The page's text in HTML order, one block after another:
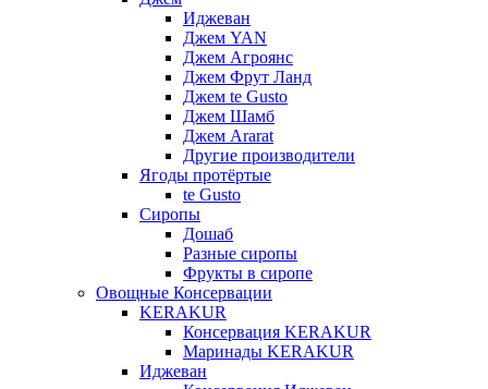
Иджеван
Джем YAN
Джем Агроянс
Джем Фрут Ланд
Джем te Gusto
Джем Шамб
Джем Ararat
Другие производители
Ягоды протёртые
te Gusto
Сиропы
Дошаб
Разные сиропы
Фрукты в сиропе
Овощные Консервации
KERAKUR
Консервация KERAKUR
Маринады KERAKUR
Иджеван